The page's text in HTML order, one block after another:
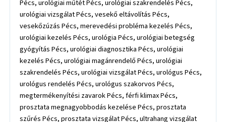
Pécs, urológiai műtét Pécs, urológiai szakrendelés Pécs,
urológiai vizsgálat Pécs, vesekő eltávolítás Pécs,
vesekőzúzás Pécs, merevedési probléma kezelés Pécs,
urológiai kezelés Pécs, urológia Pécs, urológiai betegség
gyógyítás Pécs, urológiai diagnosztika Pécs, urológiai
kezelés Pécs, urológiai magánrendelő Pécs, urológiai
szakrendelés Pécs, urológiai vizsgálat Pécs, urológus Pécs,
urológus rendelés Pécs, urológus szakorvos Pécs,
megtermékenyítési zavarok Pécs, férfi klimax Pécs,
prosztata megnagyobbodás kezelése Pécs, prosztata
szűrés Pécs, prosztata vizsgálat Pécs, ultrahang vizsgálat